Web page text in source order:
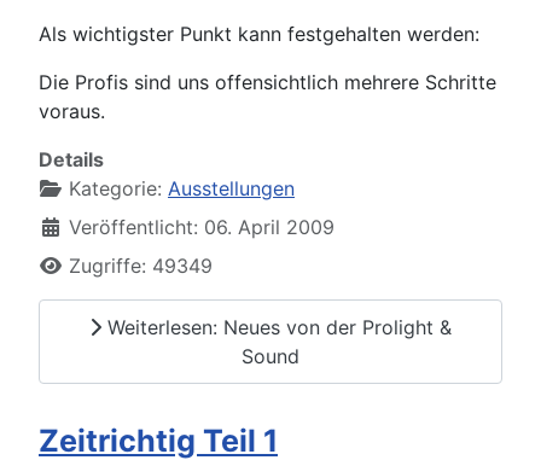
Als wichtigster Punkt kann festgehalten werden:
Die Profis sind uns offensichtlich mehrere Schritte
voraus.
Details
Kategorie: Ausstellungen
Veröffentlicht: 06. April 2009
Zugriffe: 49349
Weiterlesen: Neues von der Prolight &
Sound
Zeitrichtig Teil 1